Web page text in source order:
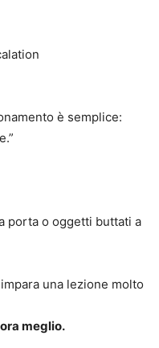
è semplice:
porta o oggetti buttati a
una lezione molto
meglio.